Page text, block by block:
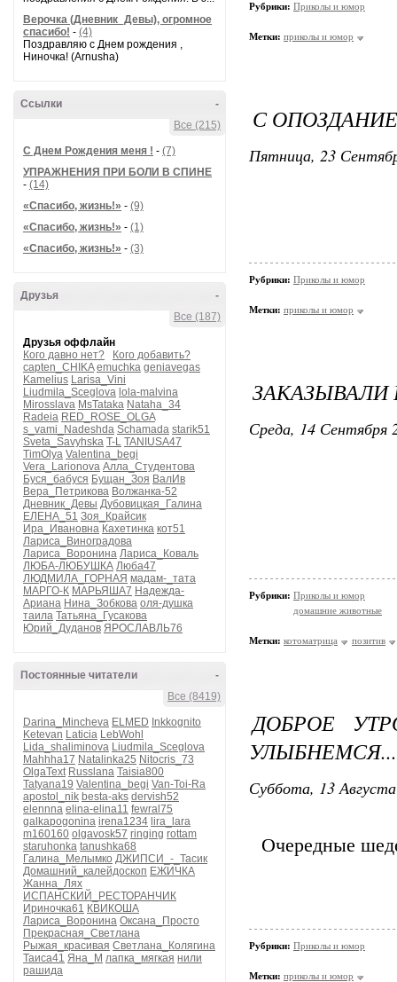
Верочка (Дневник_Девы), огромное
спасибо! - (4)
Поздравляю с Днем рождения ,
Ниночка! (Arnusha)
-
Ссылки
Все (215)
С Днем Рождения меня ! - (7)
УПРАЖНЕНИЯ ПРИ БОЛИ В СПИНЕ
- (14)
«Спасибо, жизнь!» - (9)
«Спасибо, жизнь!» - (1)
«Спасибо, жизнь!» - (3)
-
Друзья
Все (187)
Друзья оффлайн
Кого давно нет?
Кого добавить?
capten_CHIKA emuchka geniavegas
Kamelius Larisa_Vini
Liudmila_Sceglova lola-malvina
Mirosslava MsTataka Nataha_34
Radeia RED_ROSE_OLGA
s_vami_Nadeshda Schamada starik51
Sveta_Savyhska T-L TANIUSA47
TimOlya Valentina_begi
Vera_Larionova Алла_Студентова
Буся_бабуся Бущан_Зоя ВалИв
Вера_Петрикова Волжанка-52
Дневник_Девы Дубовицкая_Галина
ЕЛЕНА_51 Зоя_Крайсик
Ира_Ивановна Кахетинка кот51
Лариса_Виноградова
Лариса_Воронина Лариса_Коваль
ЛЮБА-ЛЮБУШКА Люба47
ЛЮДМИЛА_ГОРНАЯ мадам-_тата
МАРГО-К МАРЬЯША7 Надежда-
Ариана Нина_Зобкова оля-душка
таила Татьяна_Гусакова
Юрий_Дуданов ЯРОСЛАВЛЬ76
-
Постоянные читатели
Все (8419)
Darina_Mincheva ELMED Inkkognito
Ketevan Laticia LebWohl
Lida_shaliminova Liudmila_Sceglova
Mahhha17 Natalinka25 Nitocris_73
OlgaText Russlana Taisia800
Tatyana19 Valentina_begi Van-Toi-Ra
apostol_nik besta-aks dervish52
elennna elina-elina11 fewral75
galkapogonina irena1234 lira_lara
m160160 olgavosk57 ringing rottam
staruhonka tanushka68
Галина_Мелымко ДЖИПСИ_-_Тасик
Домашний_калейдоскоп ЕЖИЧКА
Жанна_Лях
ИСПАНСКИЙ_РЕСТОРАНЧИК
Ириночка61 КВИКОША
Лариса_Воронина Оксана_Просто
Прекрасная_Светлана
Рыжая_красивая Светлана_Колягина
Таиса41 Яна_М лапка_мягкая нили
рашида
Рубрики: Приколы и юмор
Метки: приколы и юмор
С
Пятница, 23
Рубрики: Приколы и юмор
Метки: приколы и юмор
ЗАКАЗЫВАЛИ
Среда, 14 Сентября
Рубрики: Приколы и юмор
домашние животные
Метки: котоматрица позитив
ДОБРОЕ
УЛЫБНЕМСЯ...
Суббота, 13
Очередные
Рубрики: Приколы и юмор
Метки: приколы и юмор